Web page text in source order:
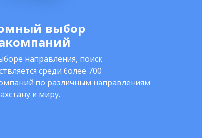
выбор
направления, поиск
среди более 700
по различным направлениям
и миру.